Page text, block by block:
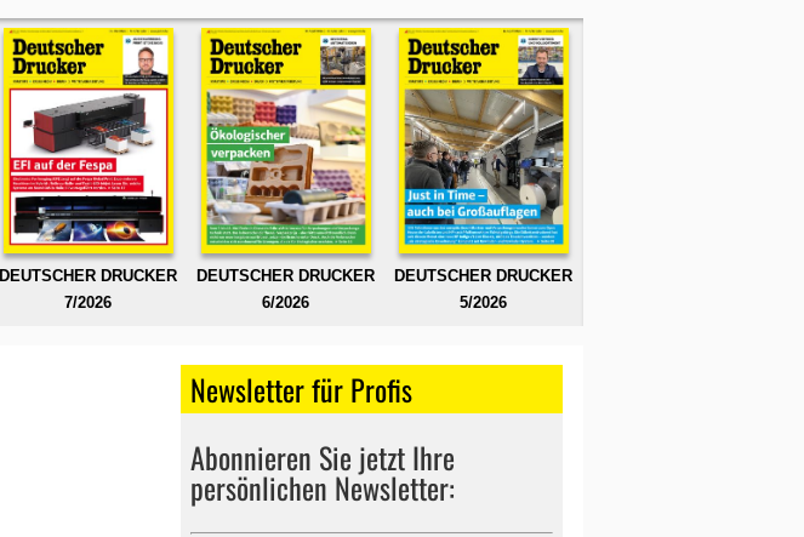
DEUTSCHER DRUCKER
7/2026
DEUTSCHER DRUCKER
6/2026
DEUTSCHER DRUCKER
5/2026
Newsletter für Profis
Abonnieren Sie jetzt Ihre
persönlichen Newsletter: